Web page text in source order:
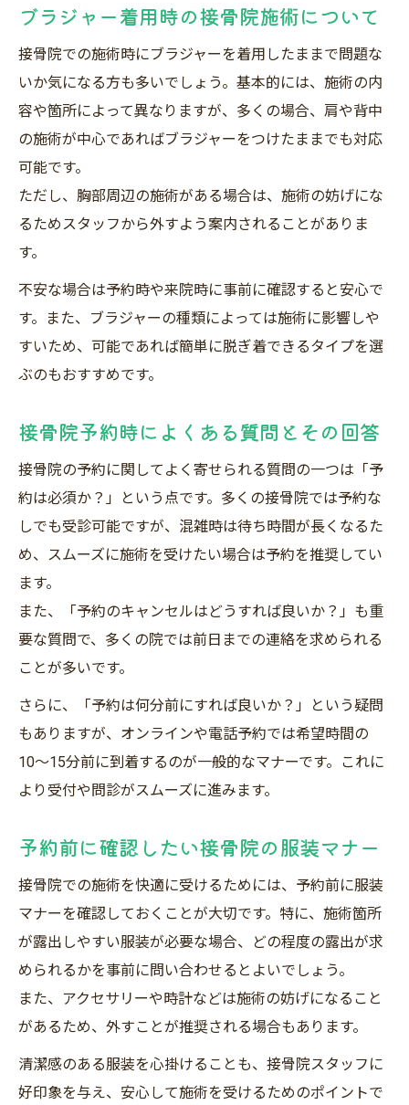
ブラジャー着用時の接骨院施術について
接骨院での施術時にブラジャーを着用したままで問題な
いか気になる方も多いでしょう。基本的には、施術の内
容や箇所によって異なりますが、多くの場合、肩や背中
の施術が中心であればブラジャーをつけたままでも対応
可能です。
ただし、胸部周辺の施術がある場合は、施術の妨げにな
るためスタッフから外すよう案内されることがありま
す。
不安な場合は予約時や来院時に事前に確認すると安心で
す。また、ブラジャーの種類によっては施術に影響しや
すいため、可能であれば簡単に脱ぎ着できるタイプを選
ぶのもおすすめです。
接骨院予約時によくある質問とその回答
接骨院の予約に関してよく寄せられる質問の一つは「予
約は必須か？」という点です。多くの接骨院では予約な
しでも受診可能ですが、混雑時は待ち時間が長くなるた
め、スムーズに施術を受けたい場合は予約を推奨してい
ます。
また、「予約のキャンセルはどうすれば良いか？」も重
要な質問で、多くの院では前日までの連絡を求められる
ことが多いです。
さらに、「予約は何分前にすれば良いか？」という疑問
もありますが、オンラインや電話予約では希望時間の
10〜15分前に到着するのが一般的なマナーです。これに
より受付や問診がスムーズに進みます。
予約前に確認したい接骨院の服装マナー
接骨院での施術を快適に受けるためには、予約前に服装
マナーを確認しておくことが大切です。特に、施術箇所
が露出しやすい服装が必要な場合、どの程度の露出が求
められるかを事前に問い合わせるとよいでしょう。
また、アクセサリーや時計などは施術の妨げになること
があるため、外すことが推奨される場合もあります。
清潔感のある服装を心掛けることも、接骨院スタッフに
好印象を与え、安心して施術を受けるためのポイントで